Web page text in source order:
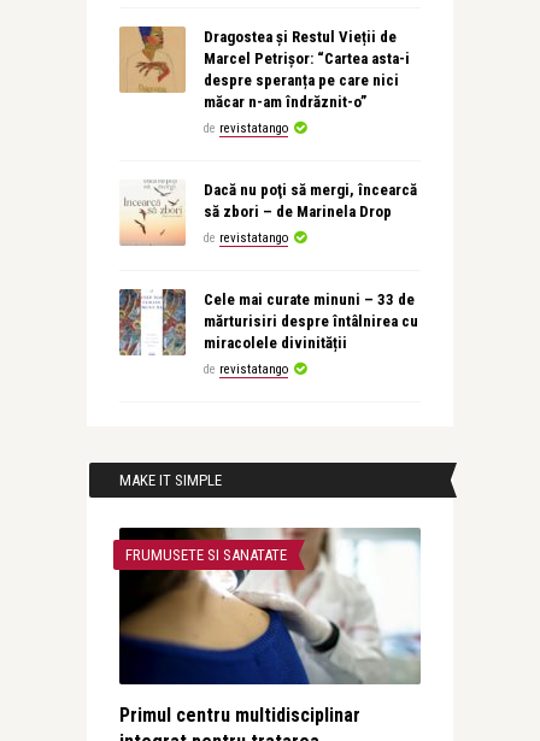
Dragostea și Restul Vieții de
Marcel Petrișor: “Cartea asta-i
despre speranța pe care nici
măcar n-am îndrăznit-o”
de revistatango
Dacă nu poţi să mergi, încearcă
să zbori – de Marinela Drop
de revistatango
Cele mai curate minuni – 33 de
mărturisiri despre întâlnirea cu
miracolele divinității
de revistatango
MAKE IT SIMPLE
FRUMUSETE SI SANATATE
Primul centru multidisciplinar